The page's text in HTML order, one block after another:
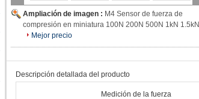
Ampliación de imagen : M4 Sensor de fuerza de
compresión en miniatura 100N 200N 500N 1kN 1.5kN
Mejor precio
Descripción detallada del producto
Medición de la fuerza